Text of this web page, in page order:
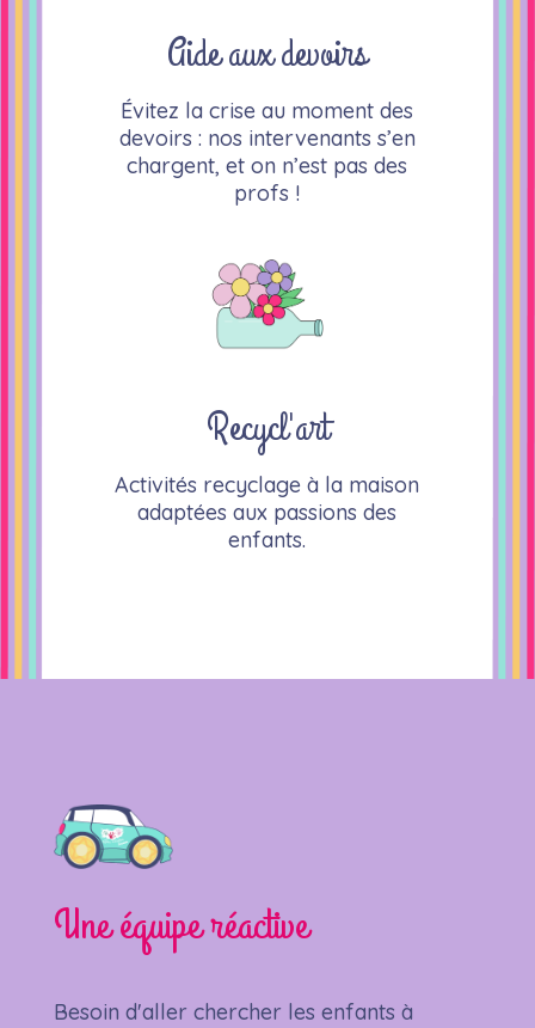
Aide aux devoirs
Évitez la crise au moment des
devoirs : nos intervenants s’en
chargent, et on n’est pas des
profs !
Recycl'art
Activités recyclage à la maison
adaptées aux passions des
enfants.
Une équipe réactive
Besoin d'aller chercher les enfants à